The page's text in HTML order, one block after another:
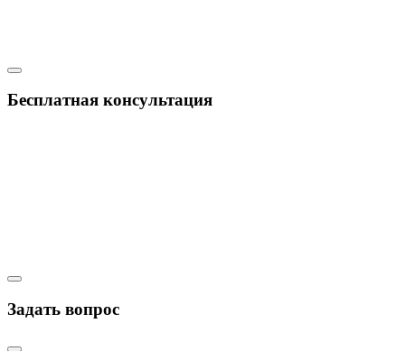
Бесплатная консультация
Задать вопрос